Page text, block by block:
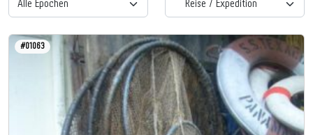
#01063